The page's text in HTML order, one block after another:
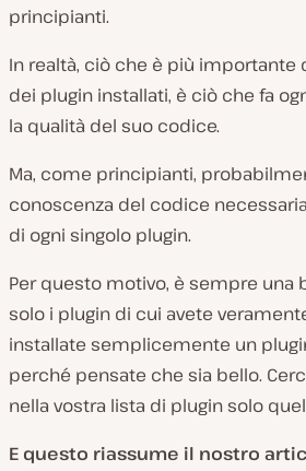
principianti.
In realtà, ciò che è più
dei plugin installati, è ciò che fa
la qualità del suo codice.
Ma, come principianti,
conoscenza del codice
di ogni singolo plugin.
Per questo motivo, è sempre una
solo i plugin di cui avete
installate semplicemente un
perché pensate che sia bello.
nella vostra lista di plugin solo
E questo riassume il nostro